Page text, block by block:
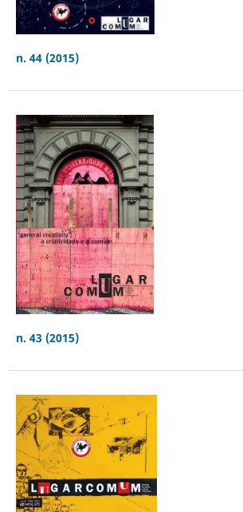
n. 44 (2015)
n. 43 (2015)